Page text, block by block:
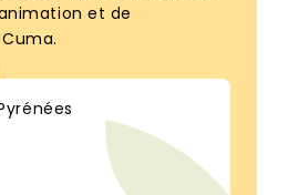
et de